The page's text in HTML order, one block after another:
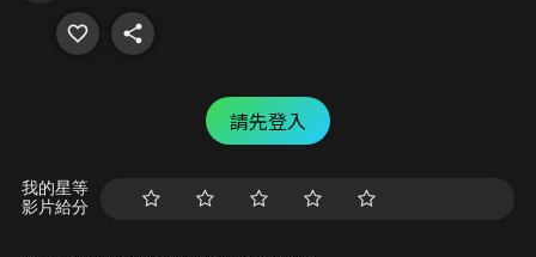
請先登入
我的星等
影片給分